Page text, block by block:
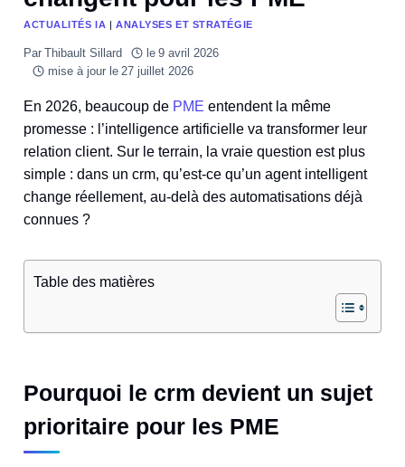
ACTUALITÉS IA | ANALYSES ET STRATÉGIE
Par Thibault Sillard le 9 avril 2026
mise à jour le 27 juillet 2026
En 2026, beaucoup de PME entendent la même
promesse : l’intelligence artificielle va transformer leur
relation client. Sur le terrain, la vraie question est plus
simple : dans un crm, qu’est-ce qu’un agent intelligent
change réellement, au-delà des automatisations déjà
connues ?
Table des matières
Pourquoi le crm devient un sujet
prioritaire pour les PME